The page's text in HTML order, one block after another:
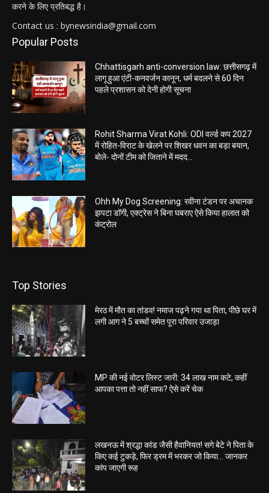
करने के लिए प्रतिबद्ध है।
Contact us : bynewsindia@gmail.com
Popular Posts
Chhattisgarh anti-conversion law: छत्तीसगढ़ में
लागू हुआ एंटी-कनवर्जन कानून, धर्म बदलने से 60 दिन
पहले प्रशासन को देनी होगी सूचना
Rohit Sharma Virat Kohli: ODI वर्ल्ड कप 2027
में रोहित-विराट के खेलने पर शिखर धवन का बड़ा बयान,
बोले- दोनों टीम को जिताने में मदद...
Ohh My Dog Screening: रवीना टंडन पर अचानक
झपटा डॉगी, एक्ट्रेस ने बिना घबराए ऐसे किया हालात को
कंट्रोल
Top Stories
मेरठ में मौत का तांडव! नमाज पढ़ने गया था पिता, पीछे घर में
लगी आग ने 5 बच्चों समेत पूरा परिवार उजाड़ा
MP की नई वोटर लिस्ट जारी: 34 लाख नाम कटे, कहीं
आपका पत्ता तो नहीं साफ? ऐसे करें चेक
लखनऊ में श्रद्धा कांड जैसी हैवानियत! सगे बेटे ने पिता के
किए कई टुकड़े, फिर ड्रम में भरकर जो किया… जानकर
कांप जाएगी रूह